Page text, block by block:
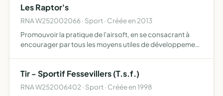
Les Raptor's
RNA W252002066 · Sport · Créée en 2013
Promouvoir la pratique de l'airsoft, en se consacrant à
encourager par tous les moyens utiles de développement
Tir - Sportif Fessevillers (T.s.f.)
RNA W252006402 · Sport · Créée en 1998